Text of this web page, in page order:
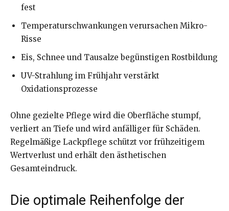
fest
Temperaturschwankungen verursachen Mikro-
Risse
Eis, Schnee und Tausalze begünstigen Rostbildung
UV-Strahlung im Frühjahr verstärkt
Oxidationsprozesse
Ohne gezielte Pflege wird die Oberfläche stumpf,
verliert an Tiefe und wird anfälliger für Schäden.
Regelmäßige Lackpflege schützt vor frühzeitigem
Wertverlust und erhält den ästhetischen
Gesamteindruck.
Die optimale Reihenfolge der